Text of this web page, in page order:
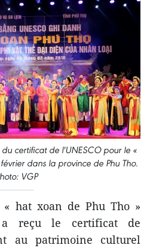
certificat de l'UNESCO pour le «
dans la province de Phu Tho.
VGP
hat xoan de Phu Tho »
a reçu le certificat de
au patrimoine culturel